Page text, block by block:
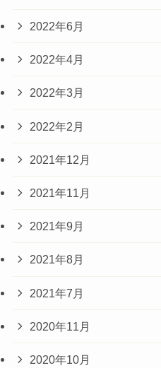
2022年6月
2022年4月
2022年3月
2022年2月
2021年12月
2021年11月
2021年9月
2021年8月
2021年7月
2020年11月
2020年10月